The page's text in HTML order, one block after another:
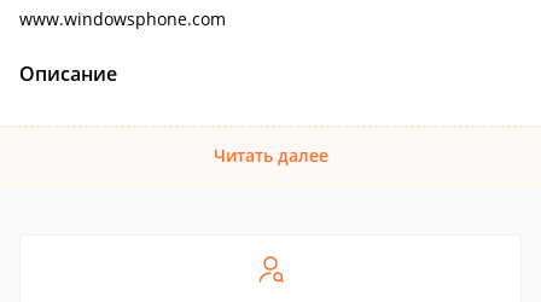
www.windowsphone.com
Описание
Читать далее